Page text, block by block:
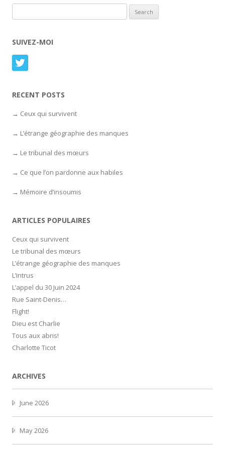
SUIVEZ-MOI
RECENT POSTS
Ceux qui survivent
L’étrange géographie des manques
Le tribunal des mœurs
Ce que l’on pardonne aux habiles
Mémoire d’insoumis
ARTICLES POPULAIRES
Ceux qui survivent
Le tribunal des mœurs
L’étrange géographie des manques
L’intrus
L’appel du 30 Juin 2024
Rue Saint-Denis…
Flight!
Dieu est Charlie
Tous aux abris!
Charlotte Ticot
ARCHIVES
June 2026
May 2026